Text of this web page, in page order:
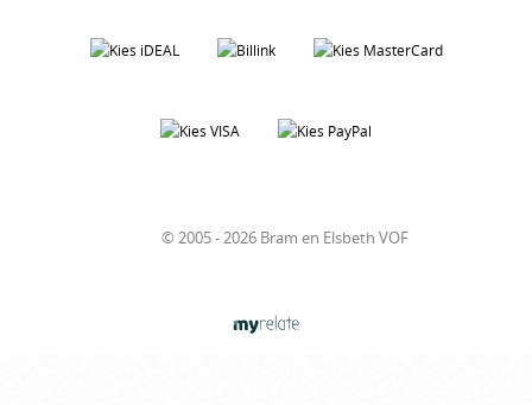
© 2005 - 2026 Bram en Elsbeth VOF